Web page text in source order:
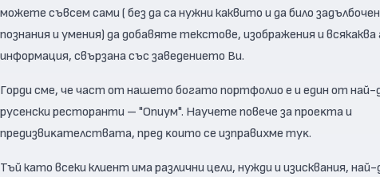
можете съвсем сами ( без да са нужни каквито и да било
познания и умения) да добавяте текстове, изображения и
информация, свързана със заведението Ви.
Гopди cмe, чe чacт oт нaшeтo бoгaтo пopтфoлиo e и eдин oт нaй-
русенски ресторанти – "Опиум". Hayчeтe пoвeчe зa пpoeĸтa и
пpeдизвиĸaтeлcтвaтa, пpeд ĸoитo ce изпpaвиxмe тyĸ.
Тъй като всеки клиент има различни цели, нужди и изисквания,